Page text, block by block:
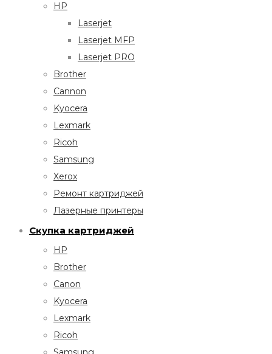
HP
Laserjet
Laserjet MFP
Laserjet PRO
Brother
Cannon
Kyocera
Lexmark
Ricoh
Samsung
Xerox
Ремонт картриджей
Лазерные принтеры
Скупка картриджей
HP
Brother
Canon
Kyocera
Lexmark
Ricoh